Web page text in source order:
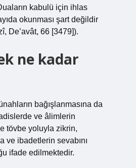
kabulü için ihlas
okunması şart değildir
De’avât, 66 [3479]).
ne kadar
bağışlanmasına da
ve âlimlerin
tövbe yoluyla zikrin,
ve ibadetlerin sevabını
ifade edilmektedir.